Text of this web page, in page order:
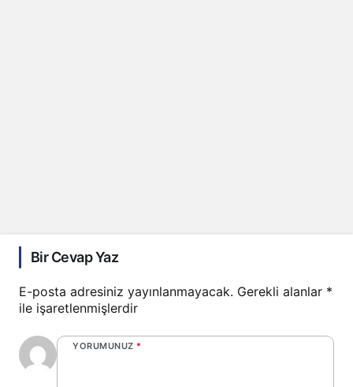
Bir Cevap Yaz
E-posta adresiniz yayınlanmayacak. Gerekli alanlar *
ile işaretlenmişlerdir
YORUMUNUZ *